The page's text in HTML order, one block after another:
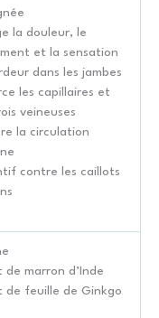
la douleur, le
et la sensation
dans les jambes
les capillaires et
veineuses
la circulation
contre les caillots
marron d’Inde
de feuille de Ginkgo